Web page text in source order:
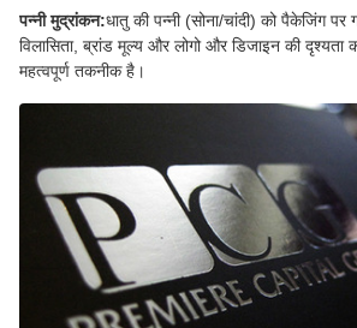
पन्नी मुद्रांकन:धातु की पन्नी (सोना/चांदी) को पैकेजिंग पर
विलासिता, ब्रांड मूल्य और लोगो और डिजाइन की दृश्यता
महत्वपूर्ण तकनीक है।